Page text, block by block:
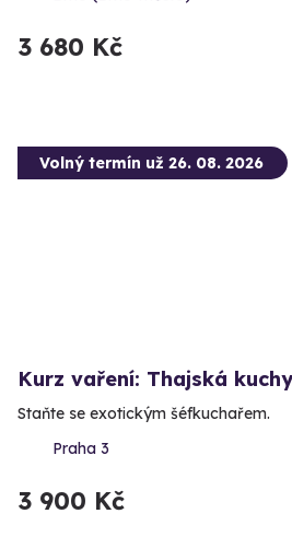
3 680 Kč
Volný termín už 26. 08. 2026
Kurz vaření: Thajská
Staňte se exotickým šéfkuchařem.
Praha 3
3 900 Kč